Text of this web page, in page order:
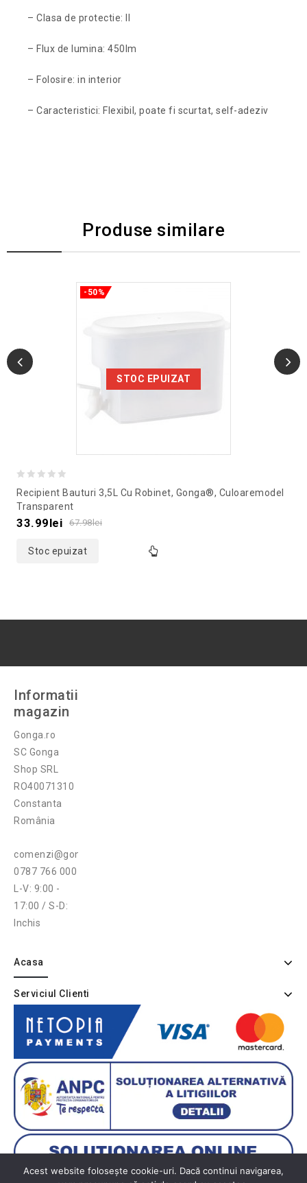
– Clasa de protectie: II
– Flux de lumina: 450lm
– Folosire: in interior
– Caracteristici: Flexibil, poate fi scurtat, self-adeziv
Produse similare
STOC EPUIZAT
-50%
out
of
Recipient Bauturi 3,5L Cu Robinet, Gonga®, Culoaremodel
Transparent
67.98lei
33.99lei
Stoc epuizat
Informatii
magazin
Gonga.ro
SC Gonga
Shop SRL
RO40071310
Constanta
România
comenzi@gonga.ro
0787 766 000
L-V: 9:00 -
17:00 / S-D:
Inchis
Acasa
Serviciul Clienti
Acest website folosește cookie-uri. Dacă continui navigarea,